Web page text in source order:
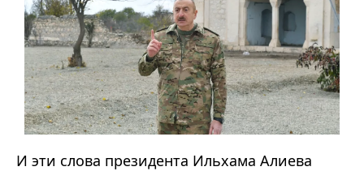
И эти слова президента Ильхама Алиева